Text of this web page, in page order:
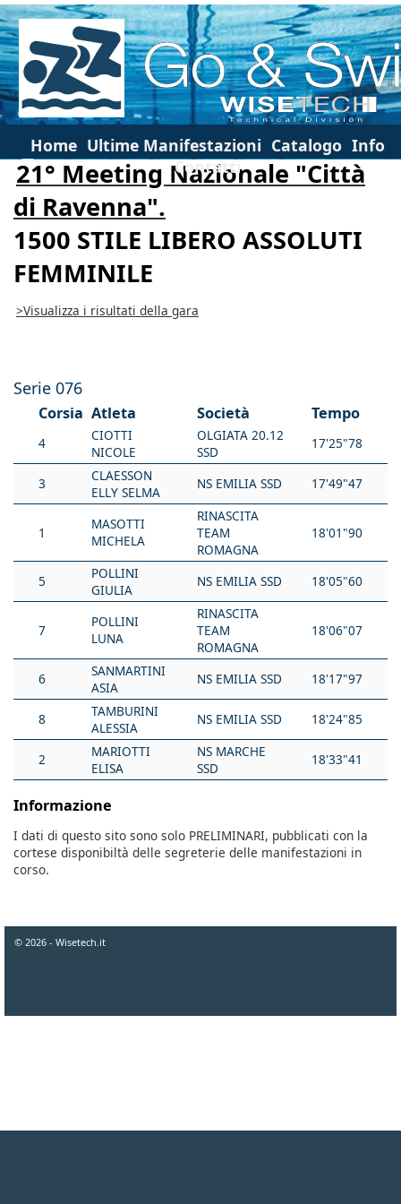
Home Ultime Manifestazioni Catalogo Info
Contatti
21° Meeting Nazionale "Città
di Ravenna".
1500 STILE LIBERO ASSOLUTI
FEMMINILE
>Visualizza i risultati della gara
Serie 076
Corsia Atleta Società Tempo
4
CIOTTI
NICOLE
OLGIATA 20.12
SSD
17'25"78
3
CLAESSON
ELLY SELMA
NS EMILIA SSD 17'49"47
1
MASOTTI
MICHELA
RINASCITA
TEAM
ROMAGNA
18'01"90
5
POLLINI
GIULIA
NS EMILIA SSD 18'05"60
7
POLLINI
LUNA
RINASCITA
TEAM
ROMAGNA
18'06"07
6
SANMARTINI
ASIA
NS EMILIA SSD 18'17"97
8
TAMBURINI
ALESSIA
NS EMILIA SSD 18'24"85
2
MARIOTTI
ELISA
NS MARCHE
SSD
18'33"41
Informazione
I dati di questo sito sono solo PRELIMINARI, pubblicati con la
cortese disponibiltà delle segreterie delle manifestazioni in
corso.
© 2026 - Wisetech.it